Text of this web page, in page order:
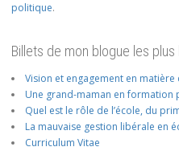
politique.
Billets de mon blogue les
Vision et engagement en matière
Une grand-maman en formation
Quel est le rôle de l’école, du
La mauvaise gestion libérale en
Curriculum Vitae